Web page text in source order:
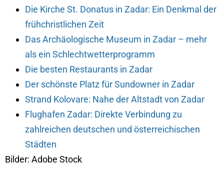
Die Kirche St. Donatus in Zadar: Ein Denkmal der
frühchristlichen Zeit
Das Archäologische Museum in Zadar – mehr
als ein Schlechtwetterprogramm
Die besten Restaurants in Zadar
Der schönste Platz für Sundowner in Zadar
Strand Kolovare: Nahe der Altstadt von Zadar
Flughafen Zadar: Direkte Verbindung zu
zahlreichen deutschen und österreichischen
Städten
Bilder: Adobe Stock